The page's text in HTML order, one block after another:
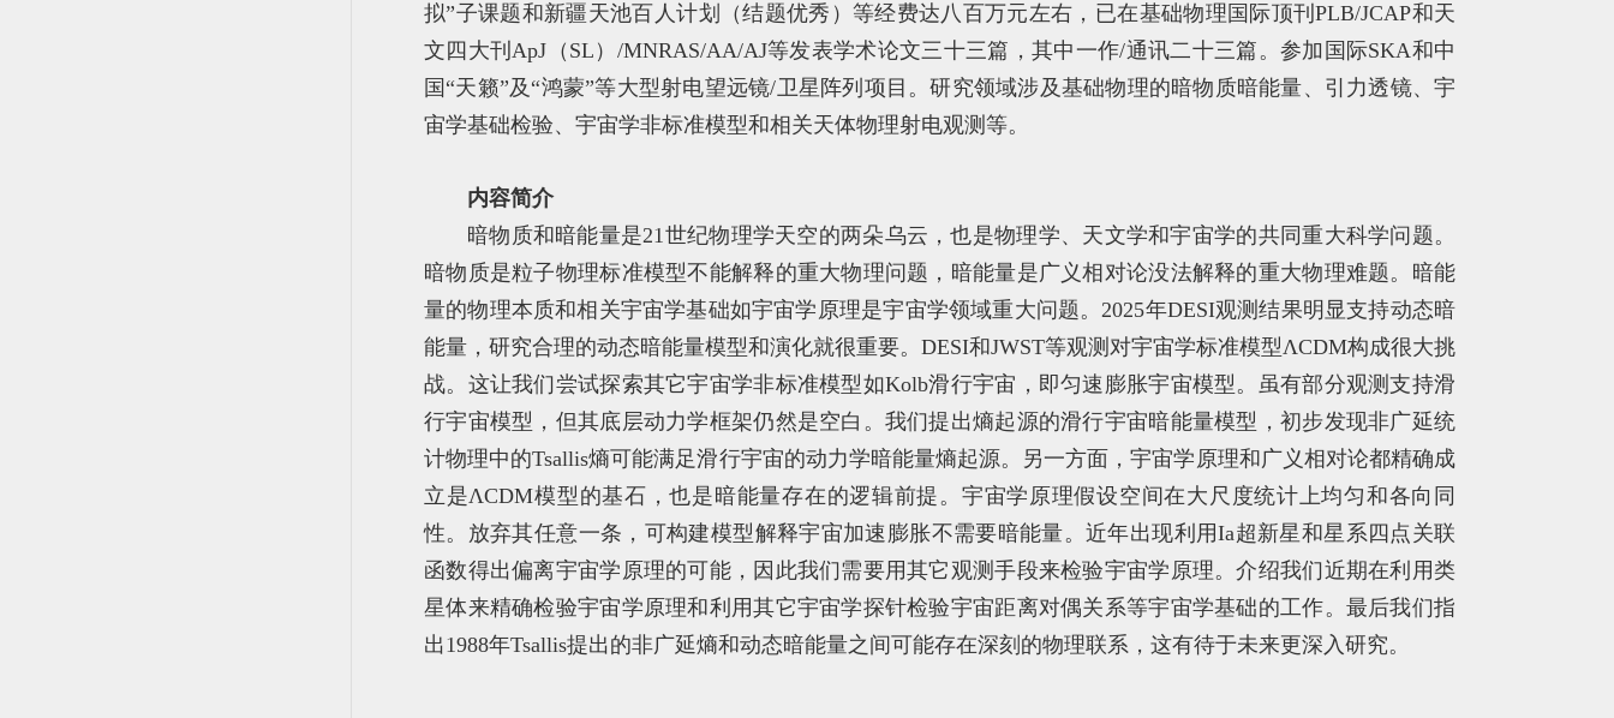
拟”子课题和新疆天池百人计划（结题优秀）等经费达八百万元左右，已在基础物理国际顶刊PLB/JCAP和天
文四大刊ApJ（SL）/MNRAS/AA/AJ等发表学术论文三十三篇，其中一作/通讯二十三篇。参加国际SKA和中
国“天籁”及“鸿蒙”等大型射电望远镜/卫星阵列项目。研究领域涉及基础物理的暗物质暗能量、引力透镜、宇
宙学基础检验、宇宙学非标准模型和相关天体物理射电观测等。
内容简介
暗物质和暗能量是21世纪物理学天空的两朵乌云，也是物理学、天文学和宇宙学的共同重大科学问题。
暗物质是粒子物理标准模型不能解释的重大物理问题，暗能量是广义相对论没法解释的重大物理难题。暗能
量的物理本质和相关宇宙学基础如宇宙学原理是宇宙学领域重大问题。2025年DESI观测结果明显支持动态暗
能量，研究合理的动态暗能量模型和演化就很重要。DESI和JWST等观测对宇宙学标准模型ΛCDM构成很大挑
战。这让我们尝试探索其它宇宙学非标准模型如Kolb滑行宇宙，即匀速膨胀宇宙模型。虽有部分观测支持滑
行宇宙模型，但其底层动力学框架仍然是空白。我们提出熵起源的滑行宇宙暗能量模型，初步发现非广延统
计物理中的Tsallis熵可能满足滑行宇宙的动力学暗能量熵起源。另一方面，宇宙学原理和广义相对论都精确成
立是ΛCDM模型的基石，也是暗能量存在的逻辑前提。宇宙学原理假设空间在大尺度统计上均匀和各向同
性。放弃其任意一条，可构建模型解释宇宙加速膨胀不需要暗能量。近年出现利用Ia超新星和星系四点关联
函数得出偏离宇宙学原理的可能，因此我们需要用其它观测手段来检验宇宙学原理。介绍我们近期在利用类
星体来精确检验宇宙学原理和利用其它宇宙学探针检验宇宙距离对偶关系等宇宙学基础的工作。最后我们指
出1988年Tsallis提出的非广延熵和动态暗能量之间可能存在深刻的物理联系，这有待于未来更深入研究。